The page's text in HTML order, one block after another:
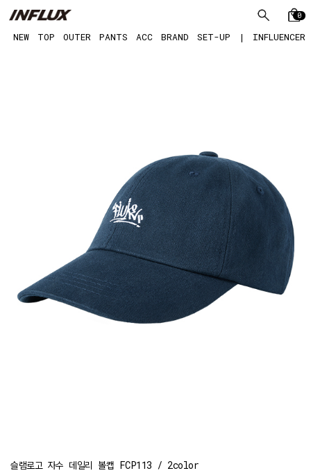
0
NEW TOP OUTER PANTS ACC BRAND SET-UP | INFLUENCER
슬램로고 자수 데일리 볼캡 FCP113 / 2color